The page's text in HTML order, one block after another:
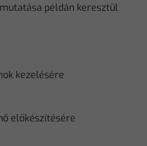
példán keresztül
kezelésére
előkészítésére